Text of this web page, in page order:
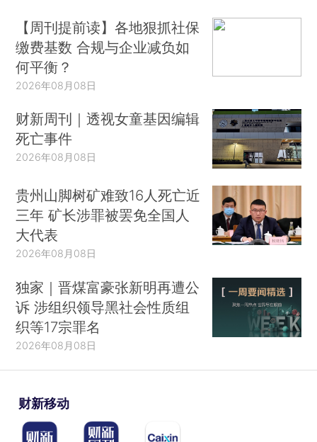
【周刊提前读】各地狠抓社保
缴费基数 合规与企业减负如
何平衡？
2026年08月08日
财新周刊｜透视女童基因编辑
死亡事件
2026年08月08日
贵州山脚树矿难致16人死亡近
三年 矿长涉罪被罢免全国人
大代表
2026年08月08日
独家｜晋煤富豪张新明再遭公
诉 涉组织领导黑社会性质组
织等17宗罪名
2026年08月08日
财新移动